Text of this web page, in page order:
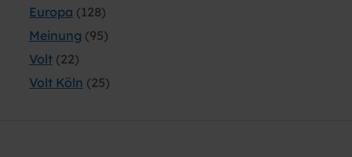
Europa (128)
Meinung (95)
Volt(22)
Volt Köln (25)